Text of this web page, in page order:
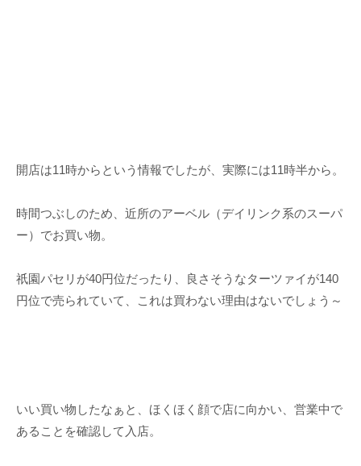
開店は11時からという情報でしたが、実際には11時半から。
時間つぶしのため、近所のアーベル（デイリンク系のスーパ
ー）でお買い物。
祇園パセリが40円位だったり、良さそうなターツァイが140
円位で売られていて、これは買わない理由はないでしょう～
いい買い物したなぁと、ほくほく顔で店に向かい、営業中で
あることを確認して入店。